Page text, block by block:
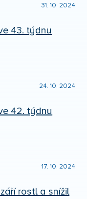
31. 10. 2024
43. týdnu
24. 10. 2024
42. týdnu
17. 10. 2024
rostl a snížil